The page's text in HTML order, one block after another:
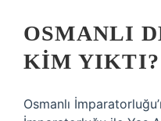
OSMANLI
KIM YIKTI?
Osmanlı